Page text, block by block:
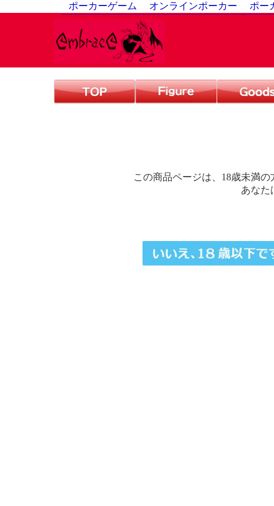
ポーカーゲーム オンラインポーカー ポー
この商品ページは、18歳未満
あなた